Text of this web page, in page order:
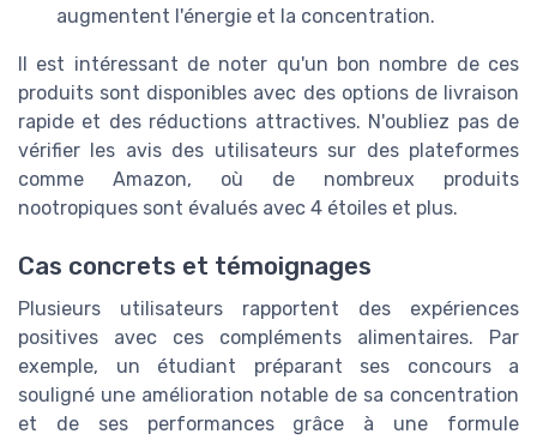
augmentent l'énergie et la concentration.
Il est intéressant de noter qu'un bon nombre de ces
produits sont disponibles avec des options de livraison
rapide et des réductions attractives. N'oubliez pas de
vérifier les avis des utilisateurs sur des plateformes
comme Amazon, où de nombreux produits
nootropiques sont évalués avec 4 étoiles et plus.
Cas concrets et témoignages
Plusieurs utilisateurs rapportent des expériences
positives avec ces compléments alimentaires. Par
exemple, un étudiant préparant ses concours a
souligné une amélioration notable de sa concentration
et de ses performances grâce à une formule